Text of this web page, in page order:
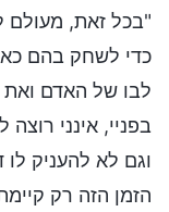
"בכל זאת, מעולם
כדי לשחק בהם
לבו של האדם
בפניי, אינני
וגם לא להעניק
הזמן הזה רק